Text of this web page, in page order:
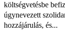
költségvetésbe
úgynevezett
hozzájárulás, és...